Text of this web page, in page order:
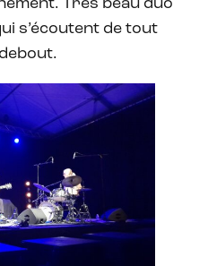
Très beau duo
s’écoutent de tout